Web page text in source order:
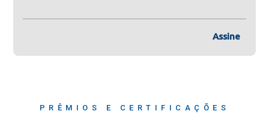
Assine
PRÊMIOS E CERTIFICAÇÕES